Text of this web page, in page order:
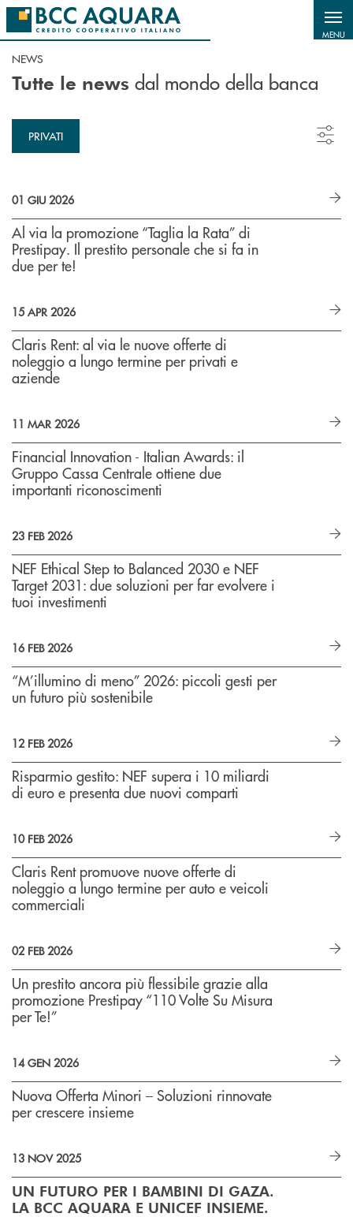
Salta al contenuto principale
MENU
NEWS
Tutte le news dal mondo della banca
PRIVATI
01 GIU 2026
Al via la promozione “Taglia la Rata” di
Prestipay. Il prestito personale che si fa in
due per te!
15 APR 2026
Claris Rent: al via le nuove offerte di
noleggio a lungo termine per privati e
aziende
11 MAR 2026
Financial Innovation - Italian Awards: il
Gruppo Cassa Centrale ottiene due
importanti riconoscimenti
23 FEB 2026
NEF Ethical Step to Balanced 2030 e NEF
Target 2031: due soluzioni per far evolvere i
tuoi investimenti
16 FEB 2026
“M’illumino di meno” 2026: piccoli gesti per
un futuro più sostenibile
12 FEB 2026
Risparmio gestito: NEF supera i 10 miliardi
di euro e presenta due nuovi comparti
10 FEB 2026
Claris Rent promuove nuove offerte di
noleggio a lungo termine per auto e veicoli
commerciali
02 FEB 2026
Un prestito ancora più flessibile grazie alla
promozione Prestipay “110 Volte Su Misura
per Te!”
14 GEN 2026
Nuova Offerta Minori – Soluzioni rinnovate
per crescere insieme
13 NOV 2025
UN FUTURO PER I BAMBINI DI GAZA.
LA BCC AQUARA E UNICEF INSIEME.